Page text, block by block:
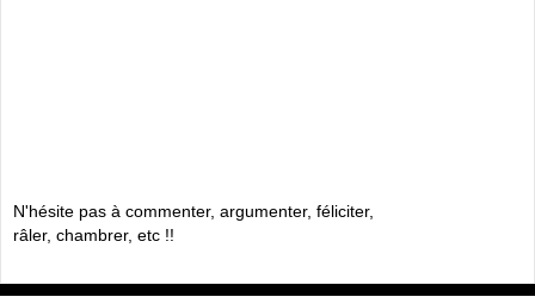
N'hésite pas à commenter, argumenter, féliciter,
râler, chambrer, etc !!